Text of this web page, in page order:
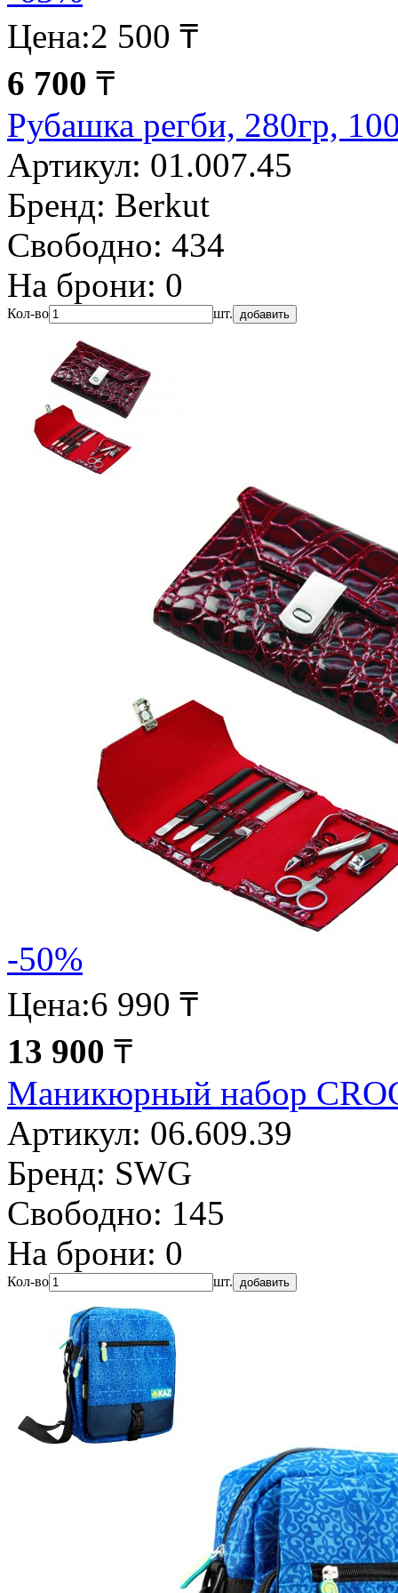
Цена:2 500 ₸
6 700 ₸
Рубашка регби, 280гр,
Артикул: 01.007.45
Бренд: Berkut
Свободно: 434
На брони: 0
Кол-во шт.
-50%
Цена:6 990 ₸
13 900 ₸
Маникюрный набор
Артикул: 06.609.39
Бренд: SWG
Свободно: 145
На брони: 0
Кол-во шт.